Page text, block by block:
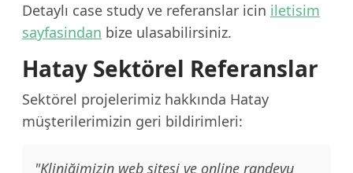
Detaylı case study ve referanslar icin iletisim
sayfasindan bize ulasabilirsiniz.
Hatay Sektörel Referanslar
Sektörel projelerimiz hakkında Hatay
müşterilerimizin geri bildirimleri:
"Kliniğimizin web sitesi ve online randevu